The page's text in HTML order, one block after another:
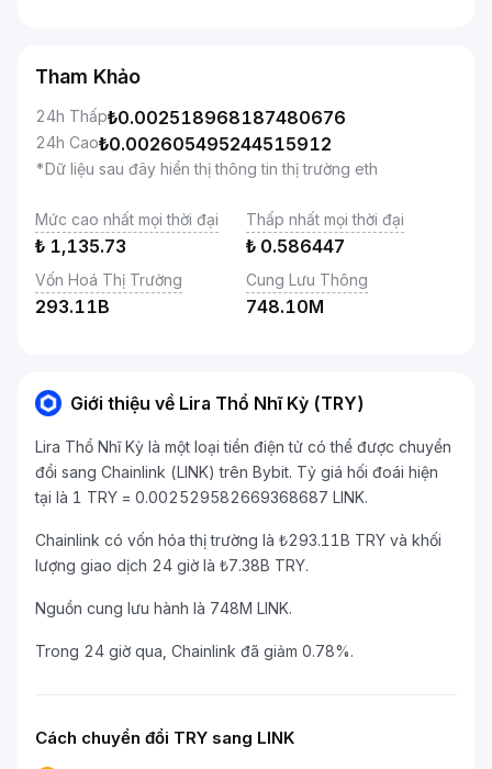
Tham Khảo
24h Thấp₺0.002518968187480676
24h Cao₺0.002605495244515912
*Dữ liệu sau đây hiển thị thông tin thị trường eth
Mức cao nhất mọi thời đại
₺ 1,135.73
Thấp nhất mọi thời đại
₺ 0.586447
Vốn Hoá Thị Trường
293.11B
Cung Lưu Thông
748.10M
Giới thiệu về Lira Thổ Nhĩ Kỳ (TRY)
Lira Thổ Nhĩ Kỳ là một loại tiền điện tử có thể được chuyển
đổi sang Chainlink (LINK) trên Bybit. Tỷ giá hối đoái hiện
tại là 1 TRY = 0.002529582669368687 LINK.
Chainlink có vốn hóa thị trường là ₺293.11B TRY và khối
lượng giao dịch 24 giờ là ₺7.38B TRY.
Nguồn cung lưu hành là 748M LINK.
Trong 24 giờ qua, Chainlink đã giảm 0.78%.
Cách chuyển đổi TRY sang LINK